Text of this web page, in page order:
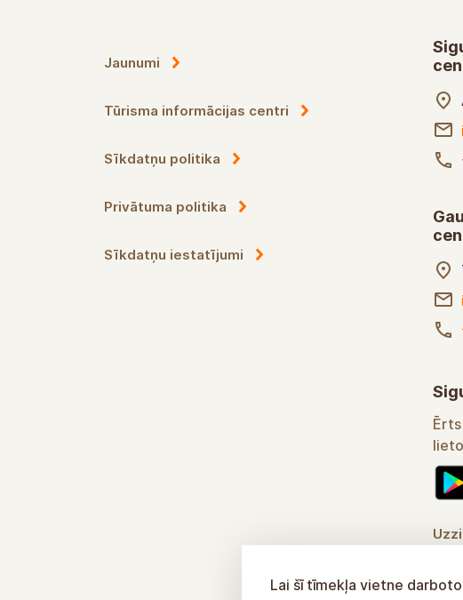
Jaunumi
Tūrisma informācijas centri
Sīkdatņu politika
Privātuma politika
Sīkdatņu iestatījumi
Lai šī tīmekļa vietne